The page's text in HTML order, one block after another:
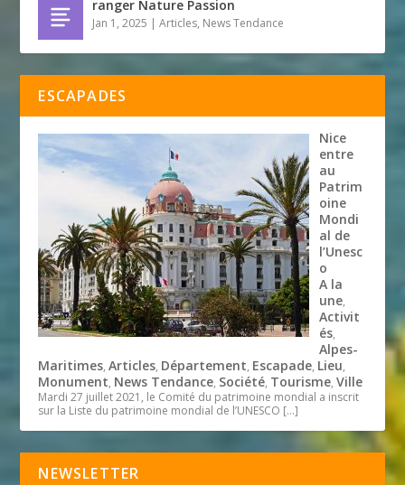
ranger Nature Passion
Jan 1, 2025 |Articles, News Tendance
ESCAPADES
Nice
entre
au
Patrim
oine
Mondi
al de
l’Unesc
o
A la
une,
Activit
és,
Alpes-
Maritimes,Articles, Département, Escapade, Lieu,
Monument, News Tendance, Société, Tourisme,Ville
Mardi 27 juillet 2021, le Comité du patrimoine mondial a inscrit
sur la Liste du patrimoine mondial de l’UNESCO […]
NEWSLETTER